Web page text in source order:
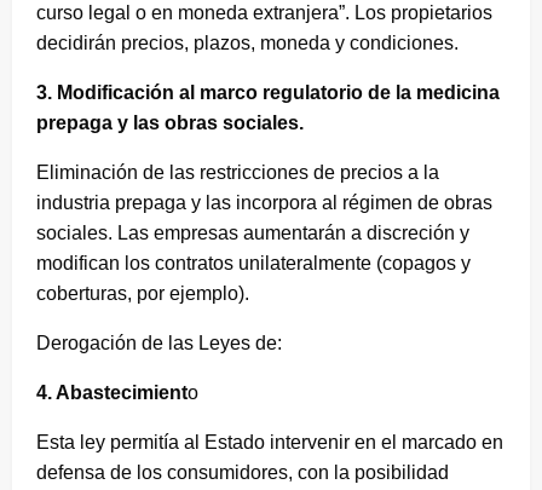
curso legal o en moneda extranjera”. Los propietarios
decidirán precios, plazos, moneda y condiciones.
3. Modificación al marco regulatorio de la medicina
prepaga y las obras sociales.
Eliminación de las restricciones de precios a la
industria prepaga y las incorpora al régimen de obras
sociales. Las empresas aumentarán a discreción y
modifican los contratos unilateralmente (copagos y
coberturas, por ejemplo).
Derogación de las Leyes de:
4. Abastecimiento
Esta ley permitía al Estado intervenir en el marcado en
defensa de los consumidores, con la posibilidad